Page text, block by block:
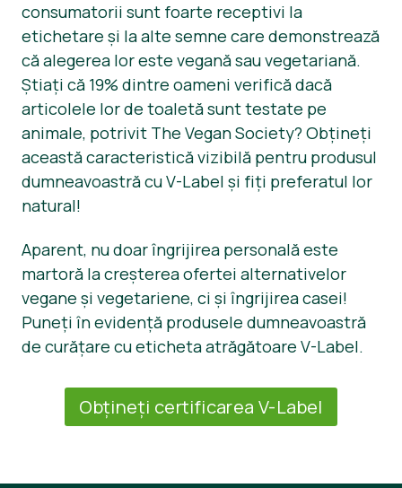
consumatorii sunt foarte receptivi la
etichetare și la alte semne care demonstrează
că alegerea lor este vegană sau vegetariană.
Știați că 19% dintre oameni verifică dacă
articolele lor de toaletă sunt testate pe
animale, potrivit The Vegan Society? Obțineți
această caracteristică vizibilă pentru produsul
dumneavoastră cu V-Label și fiți preferatul lor
natural!
Aparent, nu doar îngrijirea personală este
martoră la creșterea ofertei alternativelor
vegane și vegetariene, ci și îngrijirea casei!
Puneți în evidență produsele dumneavoastră
de curățare cu eticheta atrăgătoare V-Label.
Obțineți certificarea V-Label